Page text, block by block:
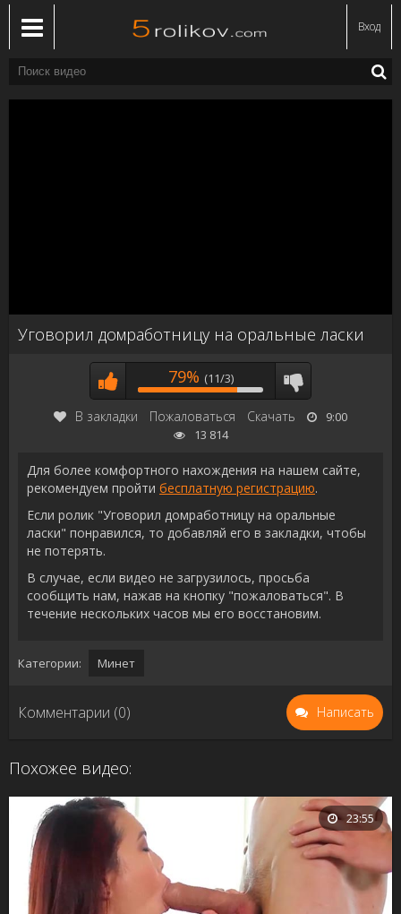
Вход
Уговорил домработницу на оральные ласки
79% (11/3)
В закладки Пожаловаться Скачать
9:00
13 814
Для более комфортного нахождения на нашем сайте,
рекомендуем пройти бесплатную регистрацию.
Если ролик "Уговорил домработницу на оральные
ласки" понравился, то добавляй его в закладки, чтобы
не потерять.
В случае, если видео не загрузилось, просьба
сообщить нам, нажав на кнопку "пожаловаться". В
течение нескольких часов мы его восстановим.
Категории: Минет
Комментарии (0) Написать
Похожее видео:
23:55